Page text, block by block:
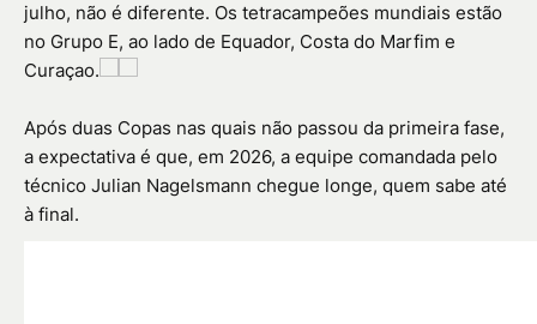
julho, não é diferente. Os tetracampeões mundiais estão
no Grupo E, ao lado de Equador, Costa do Marfim e
Curaçao.
Após duas Copas nas quais não passou da primeira fase,
a expectativa é que, em 2026, a equipe comandada pelo
técnico Julian Nagelsmann chegue longe, quem sabe até
à final.